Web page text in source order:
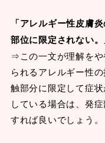
「アレルギー性皮膚
部位に限定されない。
⇒この一文が理解を
られるアレルギー性
触部分に限定して症
している場合は、発
すれば良いでしょう。